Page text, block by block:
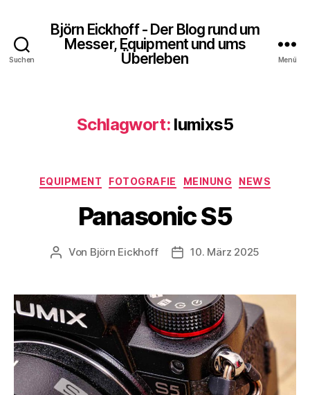
Suchen
Björn Eickhoff - Der Blog rund um
Messer, Equipment und ums
Überleben
Menü
Schlagwort: lumixs5
Kategorien
EQUIPMENT FOTOGRAFIE MEINUNG NEWS
Panasonic S5
Beitragsautor
Von Björn Eickhoff Veröffentlichungsdatum
10. März 2025